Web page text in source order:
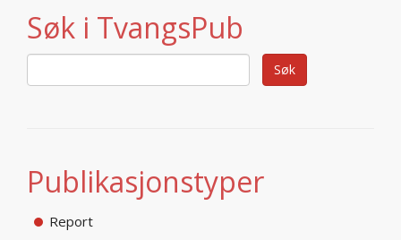
Søk i TvangsPub
Publikasjonstyper
Report